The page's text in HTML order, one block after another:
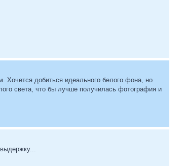
Хочется добиться идеального белого фона, но
света, что бы лучше получилась фотография и